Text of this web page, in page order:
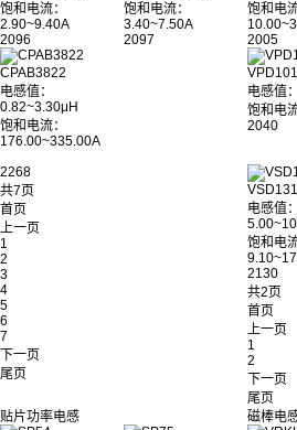
饱和电流：
2.90~9.40A
2096
饱和电流：
3.40~7.50A
2097
CPAB3822
电感值：
0.82~3.30μH
饱和电流：
176.00~335.00A
2268
共7页
首页
上一页
1
2
3
4
5
6
7
下一页
尾页
饱和电流
2005
电感值
饱和电
2040
电感值：
饱和电流
2130
共2页
首页
上一页
1
2
下一页
尾页
贴片功率电感
磁棒电